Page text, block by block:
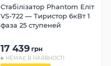
Стабілізатор Phantom Еліт
VS-722 — Тиристор 6кВт 1
фаза 25 ступеней
17 439 грн
НЕМАЄ В НАЯВНОСТІ